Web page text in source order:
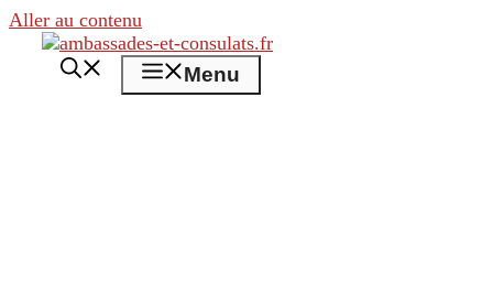
Aller au contenu
Menu